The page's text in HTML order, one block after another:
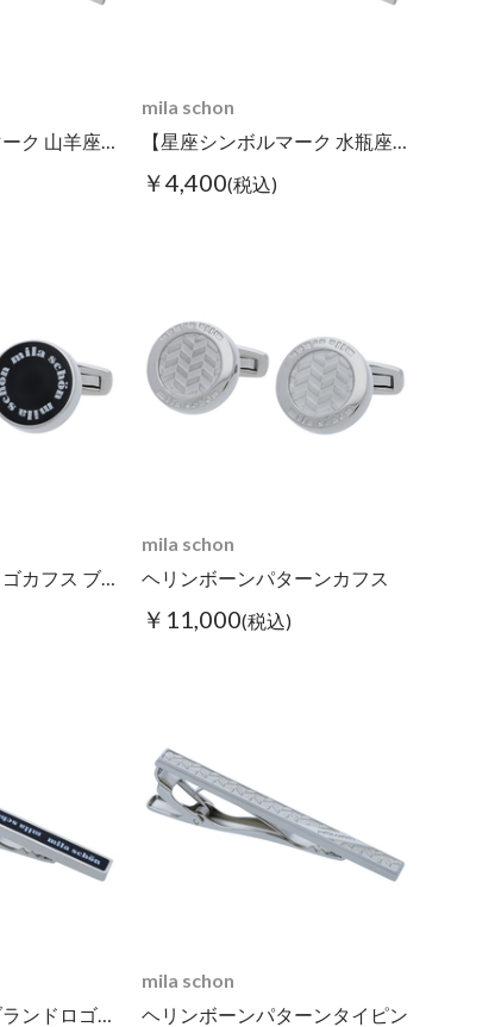
【星座シンボルマーク 山羊座】タイピン
mila schon
【星座シンボルマーク 水瓶座】タイピン
￥4,400(税込)
レジンブランドロゴカフス ブラック
mila schon
ヘリンボーンパターンカフス
￥11,000(税込)
レジンリピートブランドロゴタイピン ブラック
mila schon
ヘリンボーンパターンタイピン